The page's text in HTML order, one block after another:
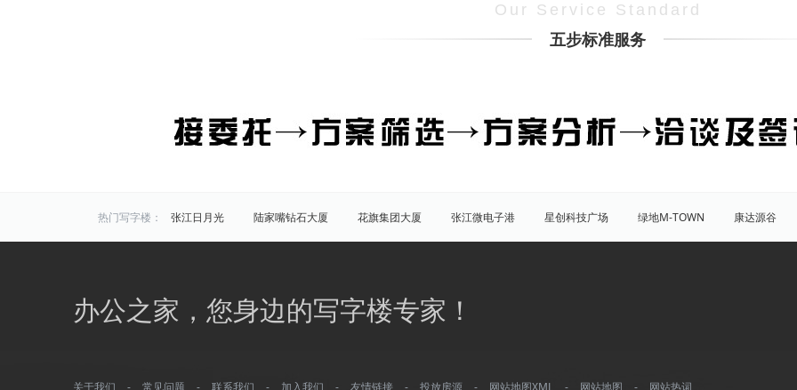
Our Service Standard
五步标准服务
热门写字楼： 张江日月光 陆家嘴钻石大厦 花旗集团大厦 张江微电子港 星创科技广场 绿地M-TOWN
康达源谷
炬芯研发大楼
佑越国际 张江海趣园 盛大天地源创谷 豪威科技园（张江乐业天地） 张江海豚湾
原
区域写字楼： 徐汇 长宁 静安 普陀
商圈写字楼： 曹杨路 金山 陆家嘴 静安寺 八佰伴
办公之家，您身边的写字楼专家！
关于我们 - 常见问题 - 联系我们 - 加入我们 - 友情链接 - 投放房源 - 网站地图XML - 网站地图 - 网站热词